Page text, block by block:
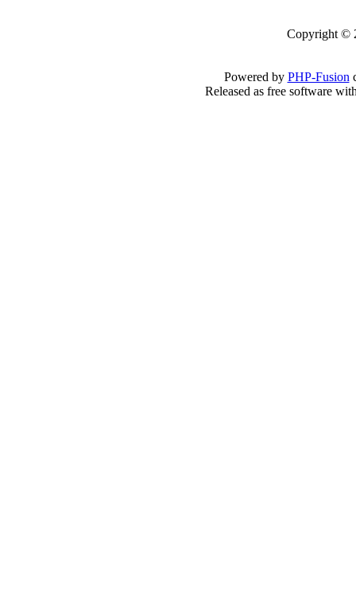
Copyright ©
Powered by PHP-Fusion
Released as free software